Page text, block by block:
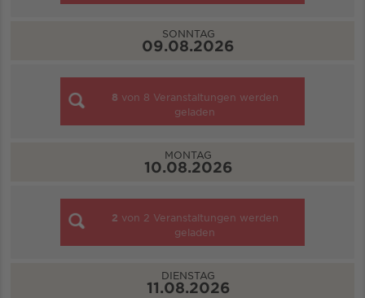
SONNTAG
09.08.2026
8 von 8 Veranstaltungen werden
geladen
MONTAG
10.08.2026
2 von 2 Veranstaltungen werden
geladen
DIENSTAG
11.08.2026